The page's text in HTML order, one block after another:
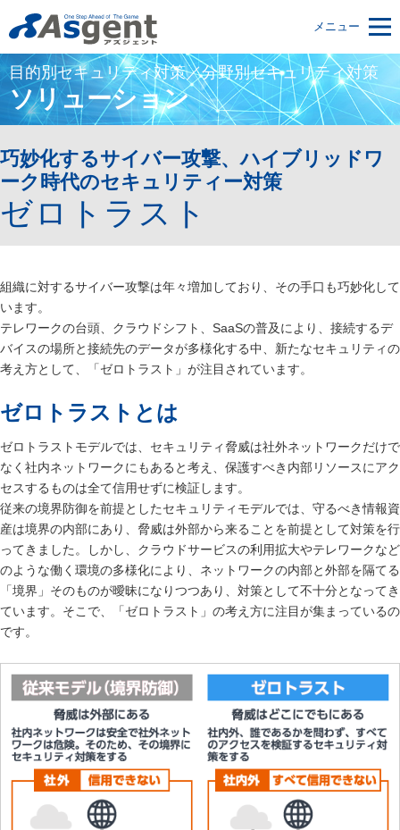
メニュー
目的別セキュリティ対策／分野別セキュリティ対策
ソリューション
巧妙化するサイバー攻撃、ハイブリッドワ
ーク時代のセキュリティー対策
ゼロトラスト
組織に対するサイバー攻撃は年々増加しており、その手口も巧妙化して
います。
テレワークの台頭、クラウドシフト、SaaSの普及により、接続するデ
バイスの場所と接続先のデータが多様化する中、新たなセキュリティの
考え方として、「ゼロトラスト」が注目されています。
ゼロトラストとは
ゼロトラストモデルでは、セキュリティ脅威は社外ネットワークだけで
なく社内ネットワークにもあると考え、保護すべき内部リソースにアク
セスするものは全て信用せずに検証します。
従来の境界防御を前提としたセキュリティモデルでは、守るべき情報資
産は境界の内部にあり、脅威は外部から来ることを前提として対策を行
ってきました。しかし、クラウドサービスの利用拡大やテレワークなど
のような働く環境の多様化により、ネットワークの内部と外部を隔てる
「境界」そのものが曖昧になりつつあり、対策として不十分となってき
ています。そこで、「ゼロトラスト」の考え方に注目が集まっているの
です。